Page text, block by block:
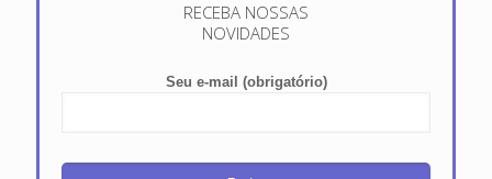
RECEBA NOSSAS
NOVIDADES
Seu e-mail (obrigatório)